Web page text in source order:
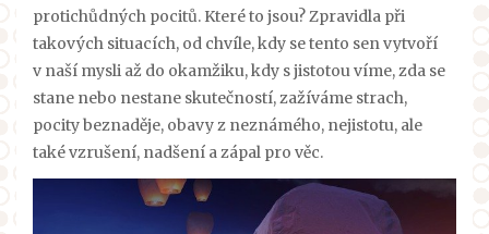
protichůdných pocitů. Které to jsou? Zpravidla při
takových situacích, od chvíle, kdy se tento sen vytvoří
v naší mysli až do okamžiku, kdy s jistotou víme, zda se
stane nebo nestane skutečností, zažíváme strach,
pocity beznaděje, obavy z neznámého, nejistotu, ale
také vzrušení, nadšení a zápal pro věc.